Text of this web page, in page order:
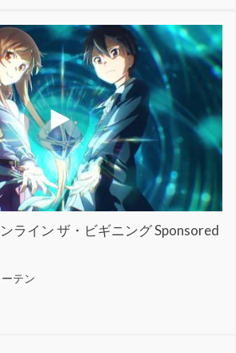
ライン ザ・ビギニング Sponsored
テン